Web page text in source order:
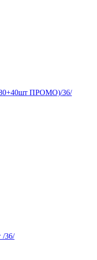
ПРОМО)/36/
/36/